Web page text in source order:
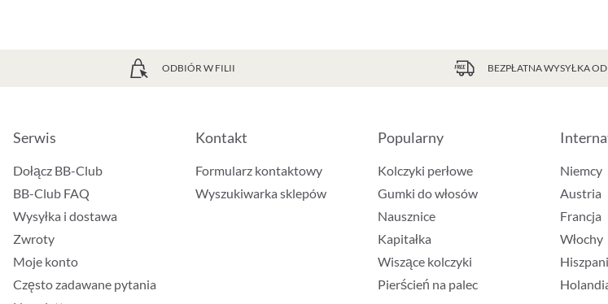
ODBIÓR W FILII BEZPŁATNA WYSYŁKA
Serwis
Dołącz BB-Club
BB-Club FAQ
Wysyłka i dostawa
Zwroty
Moje konto
Często zadawane pytania
Kontakt
Formularz kontaktowy
Wyszukiwarka sklepów
Popularny
Kolczyki perłowe
Gumki do włosów
Nausznice
Kapitałka
Wiszące kolczyki
Pierścień na palec
Niemcy
Austria
Francja
Włochy